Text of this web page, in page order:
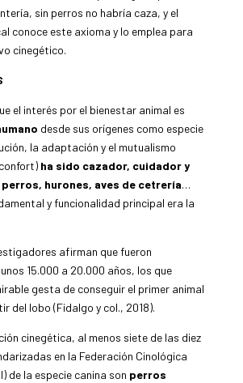
sin perros no habría caza, y el
conoce este axioma y lo emplea para
cinegético.
el interés por el bienestar animal es
desde sus orígenes como especie
la adaptación y el mutualismo
ha sido cazador, cuidador y
hurones, aves de cetrería…
y funcionalidad principal era la
afirman que fueron
15.000 a 20.000 años, los que
gesta de conseguir el primer animal
del lobo (Fidalgo y col., 2018).
cinegética, al menos siete de las diez
en la Federación Cinológica
de la especie canina son perros